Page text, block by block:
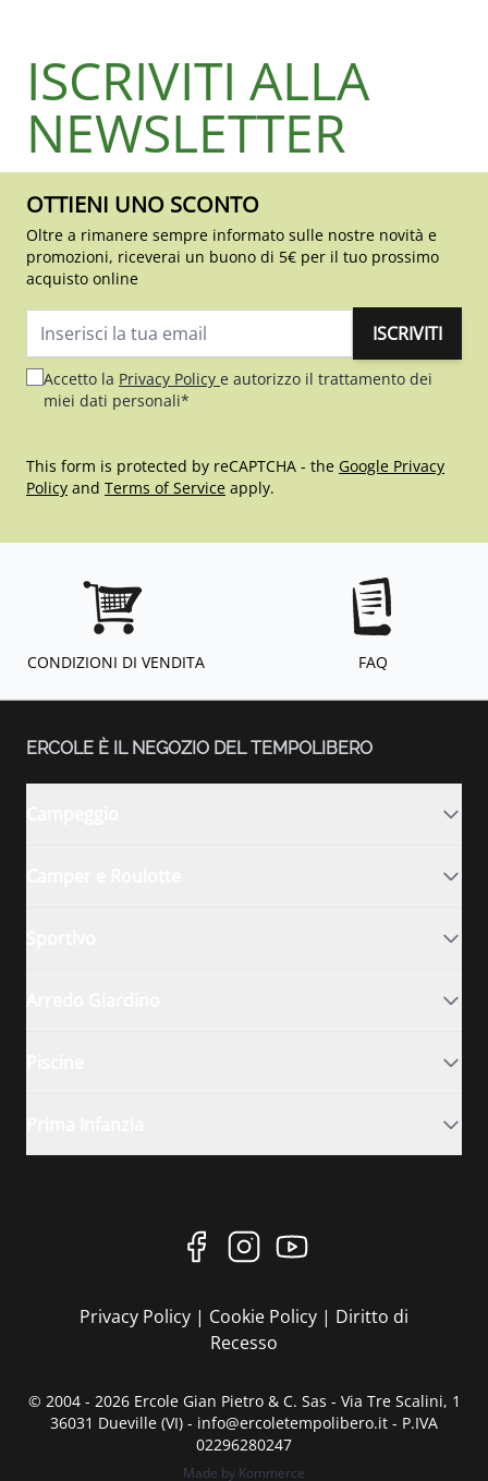
ISCRIVITI ALLA
NEWSLETTER
OTTIENI UNO SCONTO
Oltre a rimanere sempre informato sulle nostre novità e
promozioni, riceverai un buono di 5€ per il tuo prossimo
acquisto online
ISCRIVITI
Accetto la Privacy Policy e autorizzo il trattamento dei
miei dati personali*
This form is protected by reCAPTCHA - the Google Privacy
Policy and Terms of Service apply.
CONDIZIONI DI VENDITA FAQ
ERCOLE È IL NEGOZIO DEL TEMPOLIBERO
Privacy Policy | Cookie Policy | Diritto di
Recesso
© 2004 - 2026 Ercole Gian Pietro & C. Sas - Via Tre Scalini, 1
36031 Dueville (VI) - info@ercoletempolibero.it - P.IVA
02296280247
Made by Kommerce